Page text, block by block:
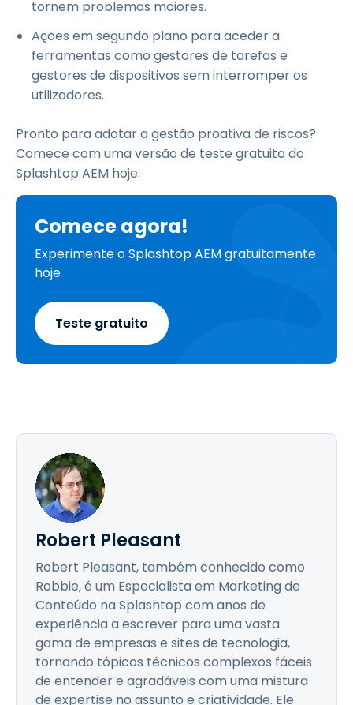
tornem problemas maiores.
Ações em segundo plano para aceder a
ferramentas como gestores de tarefas e
gestores de dispositivos sem interromper os
utilizadores.
Pronto para adotar a gestão proativa de riscos?
Comece com uma versão de teste gratuita do
Splashtop AEM hoje:
Comece agora!
Experimente o Splashtop AEM gratuitamente
hoje
Teste gratuito
Robert Pleasant
Robert Pleasant, também conhecido como
Robbie, é um Especialista em Marketing de
Conteúdo na Splashtop com anos de
experiência a escrever para uma vasta
gama de empresas e sites de tecnologia,
tornando tópicos técnicos complexos fáceis
de entender e agradáveis com uma mistura
de expertise no assunto e criatividade. Ele